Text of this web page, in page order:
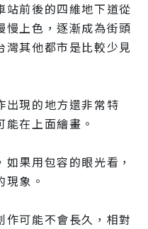
站前後的四維地下道從
慢上色，逐漸成為街頭
灣其他都市是比較少見
出現的地方還非常特
在上面繪畫。
果用包容的眼光看，
象。
作可能不會長久，相對